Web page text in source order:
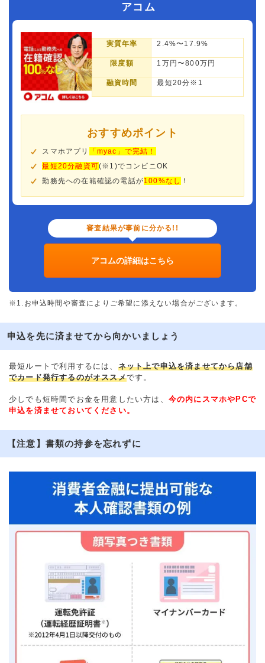
アコム
実質年率 2.4%〜17.9%
限度額 1万円〜800万円
融資時間 最短20分※1
おすすめポイント
スマホアプリ
「myac」で完結！
最短20分融資可(※1)でコンビニOK
勤務先への在籍確認の電話が100%なし ！
審査結果が事前に分かる!!
アコムの詳細はこちら
※1.お申込時間や審査によりご希望に添えない場合がございます。
申込を先に済ませてから向かいましょう
最短ルートで利用するには、 ネット上で申込を済ませてから店舗
でカード発行するのがオススメです。
少しでも短時間でお金を用意したい方は、 今の内にスマホやPCで
申込を済ませておいてください。
【注意】書類の持参を忘れずに